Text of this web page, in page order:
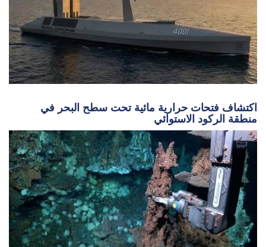
اكتشاف فتحات حرارية مائية تحت سطح البحر في
منطقة الركود الاستوائي